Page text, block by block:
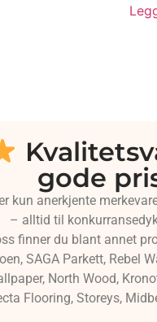
gode
kun anerkjente
– alltid til
finner du blant annet
SAGA Parkett, Rebel
North Wood,
Flooring, Storeys,